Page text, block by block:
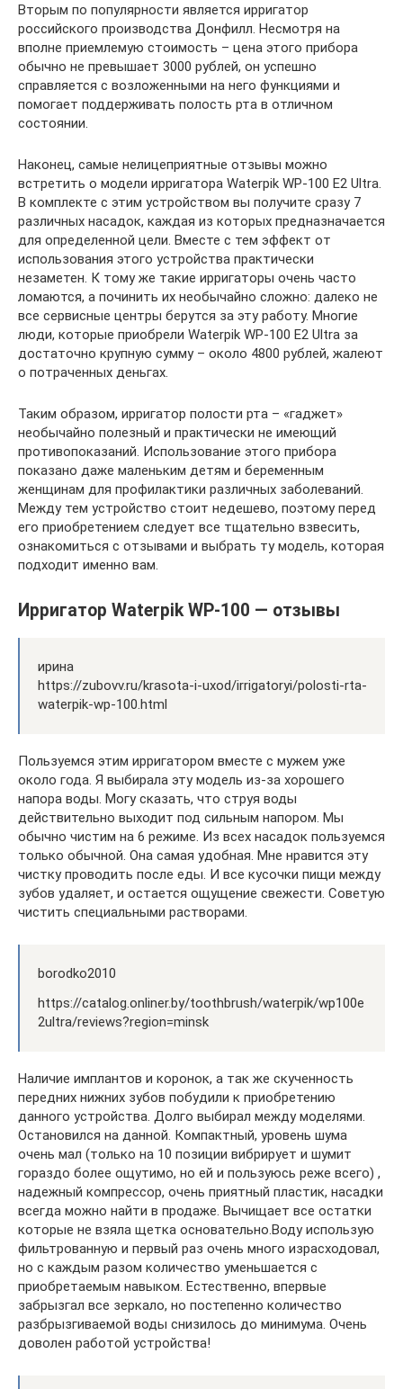
Вторым по популярности является ирригатор
российского производства Донфилл. Несмотря на
вполне приемлемую стоимость – цена этого прибора
обычно не превышает 3000 рублей, он успешно
справляется с возложенными на него функциями и
помогает поддерживать полость рта в отличном
состоянии.
Наконец, самые нелицеприятные отзывы можно
встретить о модели ирригатора Waterpik WP-100 E2 Ultra.
В комплекте с этим устройством вы получите сразу 7
различных насадок, каждая из которых предназначается
для определенной цели. Вместе с тем эффект от
использования этого устройства практически
незаметен. К тому же такие ирригаторы очень часто
ломаются, а починить их необычайно сложно: далеко не
все сервисные центры берутся за эту работу. Многие
люди, которые приобрели Waterpik WP-100 E2 Ultra за
достаточно крупную сумму – около 4800 рублей, жалеют
о потраченных деньгах.
Таким образом, ирригатор полости рта – «гаджет»
необычайно полезный и практически не имеющий
противопоказаний. Использование этого прибора
показано даже маленьким детям и беременным
женщинам для профилактики различных заболеваний.
Между тем устройство стоит недешево, поэтому перед
его приобретением следует все тщательно взвесить,
ознакомиться с отзывами и выбрать ту модель, которая
подходит именно вам.
Ирригатор Waterpik WP-100 — отзывы
ирина
https://zubovv.ru/krasota-i-uxod/irrigatoryi/polosti-rta-
waterpik-wp-100.html
Пользуемся этим ирригатором вместе с мужем уже
около года. Я выбирала эту модель из-за хорошего
напора воды. Могу сказать, что струя воды
действительно выходит под сильным напором. Мы
обычно чистим на 6 режиме. Из всех насадок пользуемся
только обычной. Она самая удобная. Мне нравится эту
чистку проводить после еды. И все кусочки пищи между
зубов удаляет, и остается ощущение свежести. Советую
чистить специальными растворами.
borodko2010
https://catalog.onliner.by/toothbrush/waterpik/wp100e
2ultra/reviews?region=minsk
Наличие имплантов и коронок, а так же скученность
передних нижних зубов побудили к приобретению
данного устройства. Долго выбирал между моделями.
Остановился на данной. Компактный, уровень шума
очень мал (только на 10 позиции вибрирует и шумит
гораздо более ощутимо, но ей и пользуюсь реже всего) ,
надежный компрессор, очень приятный пластик, насадки
всегда можно найти в продаже. Вычищает все остатки
которые не взяла щетка основательно.Воду использую
фильтрованную и первый раз очень много израсходовал,
но с каждым разом количество уменьшается с
приобретаемым навыком. Естественно, впервые
забрызгал все зеркало, но постепенно количество
разбрызгиваемой воды снизилось до минимума. Очень
доволен работой устройства!